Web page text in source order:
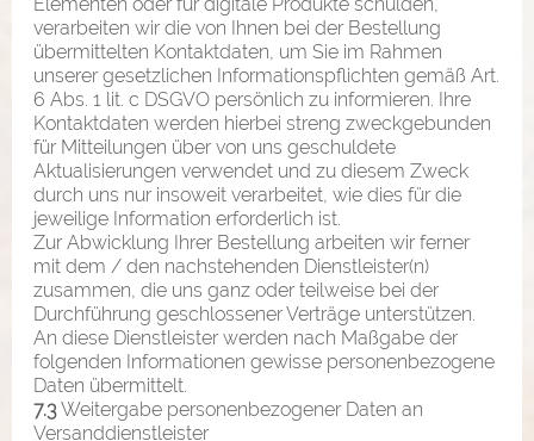
verarbeiten wir die von Ihnen bei der Bestellung
übermittelten Kontaktdaten, um Sie im Rahmen
unserer gesetzlichen Informationspflichten gemäß Art.
6 Abs. 1 lit. c DSGVO persönlich zu informieren. Ihre
Kontaktdaten werden hierbei streng zweckgebunden
für Mitteilungen über von uns geschuldete
Aktualisierungen verwendet und zu diesem Zweck
durch uns nur insoweit verarbeitet, wie dies für die
jeweilige Information erforderlich ist.
Zur Abwicklung Ihrer Bestellung arbeiten wir ferner
mit dem / den nachstehenden Dienstleister(n)
zusammen, die uns ganz oder teilweise bei der
Durchführung geschlossener Verträge unterstützen.
An diese Dienstleister werden nach Maßgabe der
folgenden Informationen gewisse personenbezogene
Daten übermittelt.
7.3Weitergabe personenbezogener Daten an
Versanddienstleister